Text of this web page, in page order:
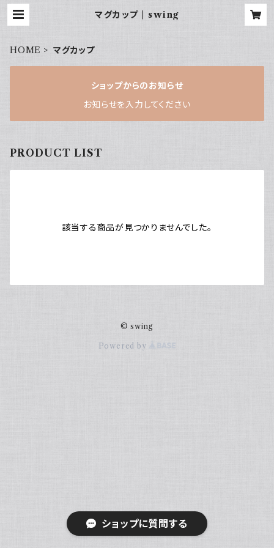
マグカップ | swing
HOME マグカップ
ショップからのお知らせ
お知らせを入力してください
PRODUCT LIST
該当する商品が見つかりませんでした。
© swing
Powered by
ショップに質問する